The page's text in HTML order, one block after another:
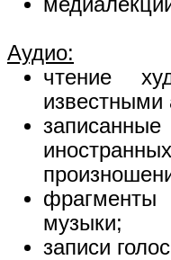
Аудио:
чтение
известными
фрагменты
музыки;
записи